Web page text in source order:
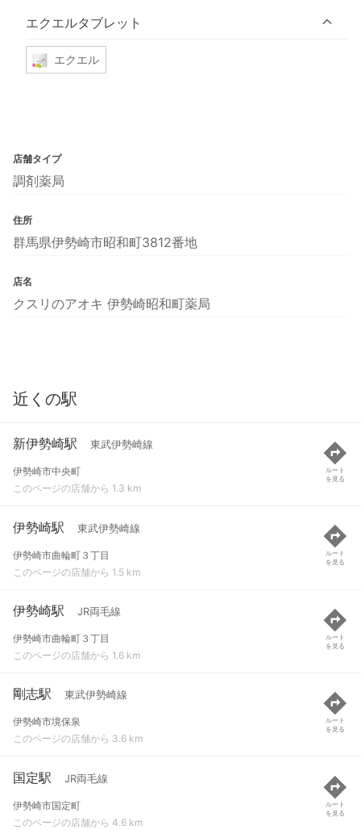
エクエルタブレット
エクエル
店舗タイプ
調剤薬局
住所
群馬県伊勢崎市昭和町3812番地
店名
クスリのアオキ 伊勢崎昭和町薬局
近くの駅
新伊勢崎駅 東武伊勢崎線
伊勢崎市中央町
このページの店舗から 1.3 km
ルート
を見る
伊勢崎駅 東武伊勢崎線
伊勢崎市曲輪町３丁目
このページの店舗から 1.5 km
ルート
を見る
伊勢崎駅 JR両毛線
伊勢崎市曲輪町３丁目
このページの店舗から 1.6 km
ルート
を見る
剛志駅 東武伊勢崎線
伊勢崎市境保泉
このページの店舗から 3.6 km
ルート
を見る
国定駅 JR両毛線
伊勢崎市国定町
このページの店舗から 4.6 km
ルート
を見る